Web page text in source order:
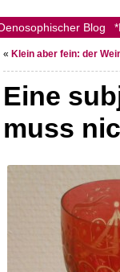
Blog
« Klein aber fein: der
Eine
muss